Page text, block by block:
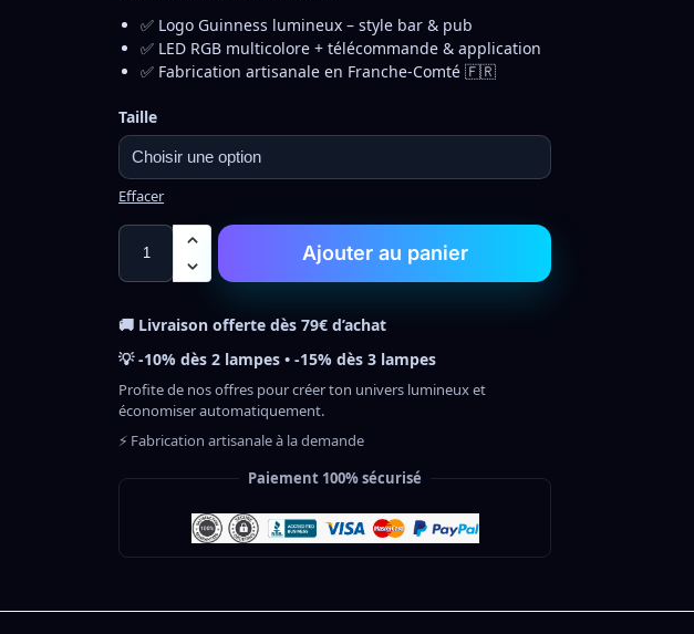
✅ Logo Guinness lumineux – style bar & pub
✅ LED RGB multicolore + télécommande & application
✅ Fabrication artisanale en Franche-Comté 🇫🇷
Taille
Effacer
Ajouter au panier
🚚 Livraison offerte dès 79€ d’achat
💡 -10% dès 2 lampes • -15% dès 3 lampes
Profite de nos offres pour créer ton univers lumineux et
économiser automatiquement.
⚡ Fabrication artisanale à la demande
Paiement 100% sécurisé